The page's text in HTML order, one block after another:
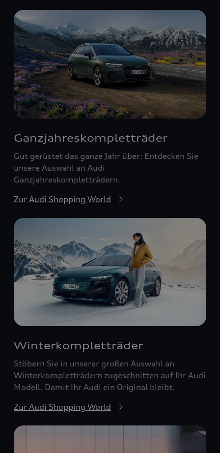
Ganzjahreskomplett­räder
Gut gerüstet das ganze Jahr über: Entdecken Sie
unsere Auswahl an Audi
Ganzjahreskompletträdern.
Zur Audi Shopping World
Winterkompletträder
Stöbern Sie in unserer großen Auswahl an
Winterkompletträdern zugeschnitten auf Ihr Audi
Modell. Damit Ihr Audi ein Original bleibt.
Zur Audi Shopping World